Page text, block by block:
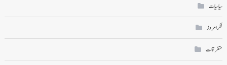
سیاسیات
فکر امروز
متفرقات